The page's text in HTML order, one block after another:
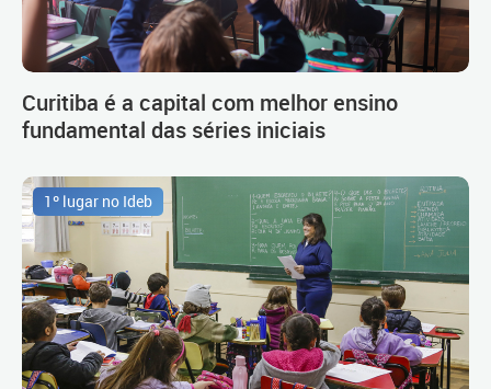
Curitiba é a capital com melhor ensino
fundamental das séries iniciais
1º lugar no Ideb